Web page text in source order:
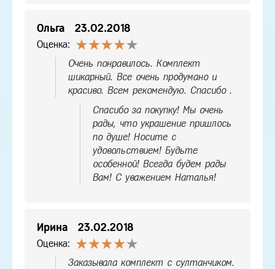
Ольга 23.02.2018
Оценка:
Очень понравилось. Комплект
шикарный. Все очень продумано и
красиво. Всем рекомендую. Спасибо .
Спасибо за покупку! Мы очень
рады, что украшение пришлось
по душе! Носите с
удовольствием! Будьте
особенной! Всегда будем рады
Вам! С уважением Наталья!
Ирина 23.02.2018
Оценка:
Заказывала комплект с султанчиком.